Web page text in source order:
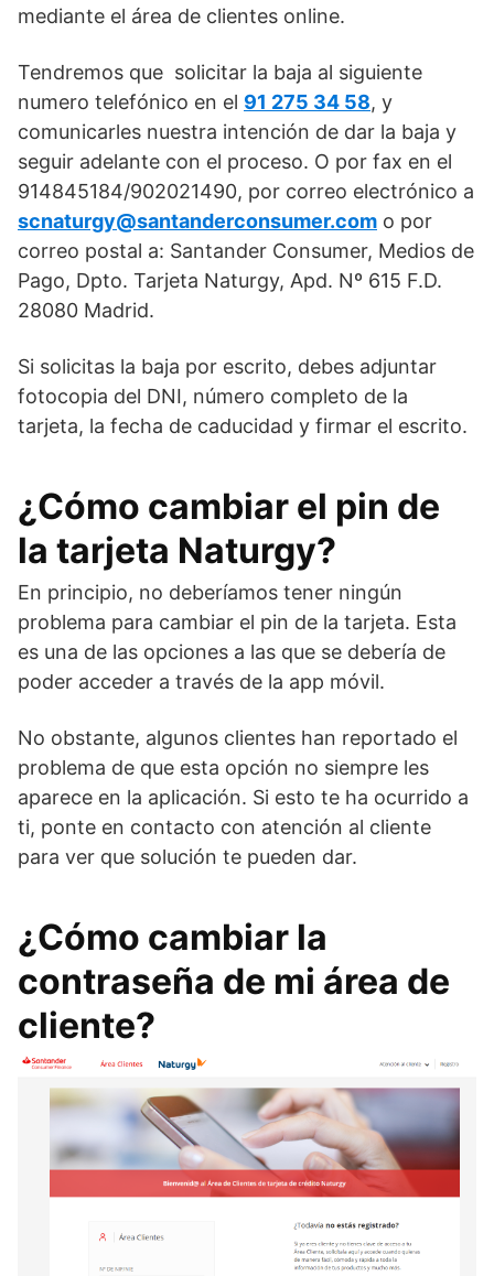
mediante el área de clientes online.
Tendremos que solicitar la baja al siguiente
numero telefónico en el 91 275 34 58, y
comunicarles nuestra intención de dar la baja y
seguir adelante con el proceso. O por fax en el
914845184/902021490, por correo electrónico a
scnaturgy@santanderconsumer.com o por
correo postal a: Santander Consumer, Medios de
Pago, Dpto. Tarjeta Naturgy, Apd. Nº 615 F.D.
28080 Madrid.
Si solicitas la baja por escrito, debes adjuntar
fotocopia del DNI, número completo de la
tarjeta, la fecha de caducidad y firmar el escrito.
¿Cómo cambiar el pin de
la tarjeta Naturgy?
En principio, no deberíamos tener ningún
problema para cambiar el pin de la tarjeta. Esta
es una de las opciones a las que se debería de
poder acceder a través de la app móvil.
No obstante, algunos clientes han reportado el
problema de que esta opción no siempre les
aparece en la aplicación. Si esto te ha ocurrido a
ti, ponte en contacto con atención al cliente
para ver que solución te pueden dar.
¿Cómo cambiar la
contraseña de mi área de
cliente?